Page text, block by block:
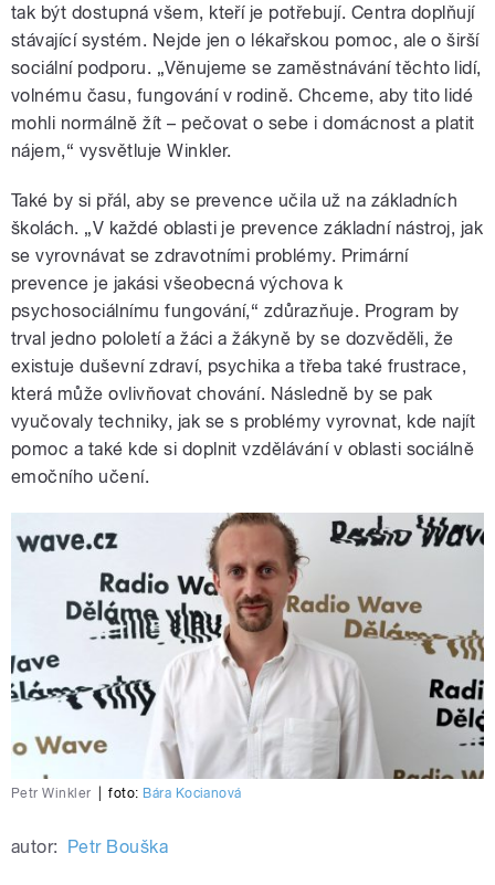
tak být dostupná všem, kteří je potřebují. Centra doplňují
stávající systém. Nejde jen o lékařskou pomoc, ale o širší
sociální podporu. „Věnujeme se zaměstnávání těchto lidí,
volnému času, fungování v rodině. Chceme, aby tito lidé
mohli normálně žít – pečovat o sebe i domácnost a platit
nájem,“ vysvětluje Winkler.
Také by si přál, aby se prevence učila už na základních
školách. „V každé oblasti je prevence základní nástroj, jak
se vyrovnávat se zdravotními problémy. Primární
prevence je jakási všeobecná výchova k
psychosociálnímu fungování,“ zdůrazňuje. Program by
trval jedno pololetí a žáci a žákyně by se dozvěděli, že
existuje duševní zdraví, psychika a třeba také frustrace,
která může ovlivňovat chování. Následně by se pak
vyučovaly techniky, jak se s problémy vyrovnat, kde najít
pomoc a také kde si doplnit vzdělávání v oblasti sociálně
emočního učení.
Petr Winkler foto: Bára Kocianová
autor: Petr Bouška